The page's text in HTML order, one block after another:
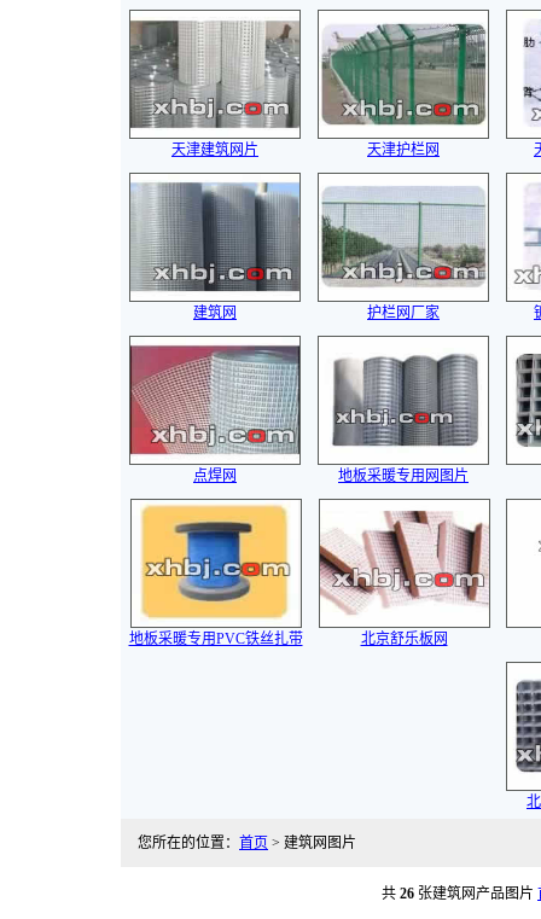
天津建筑网片 天津护栏网
建筑网 护栏网厂家
点焊网 地板采暖专用网图片
地板采暖专用PVC铁丝扎带 北京舒乐板网
您所在的位置： 首页 > 建筑网图片
共 26 张建筑网产品图片